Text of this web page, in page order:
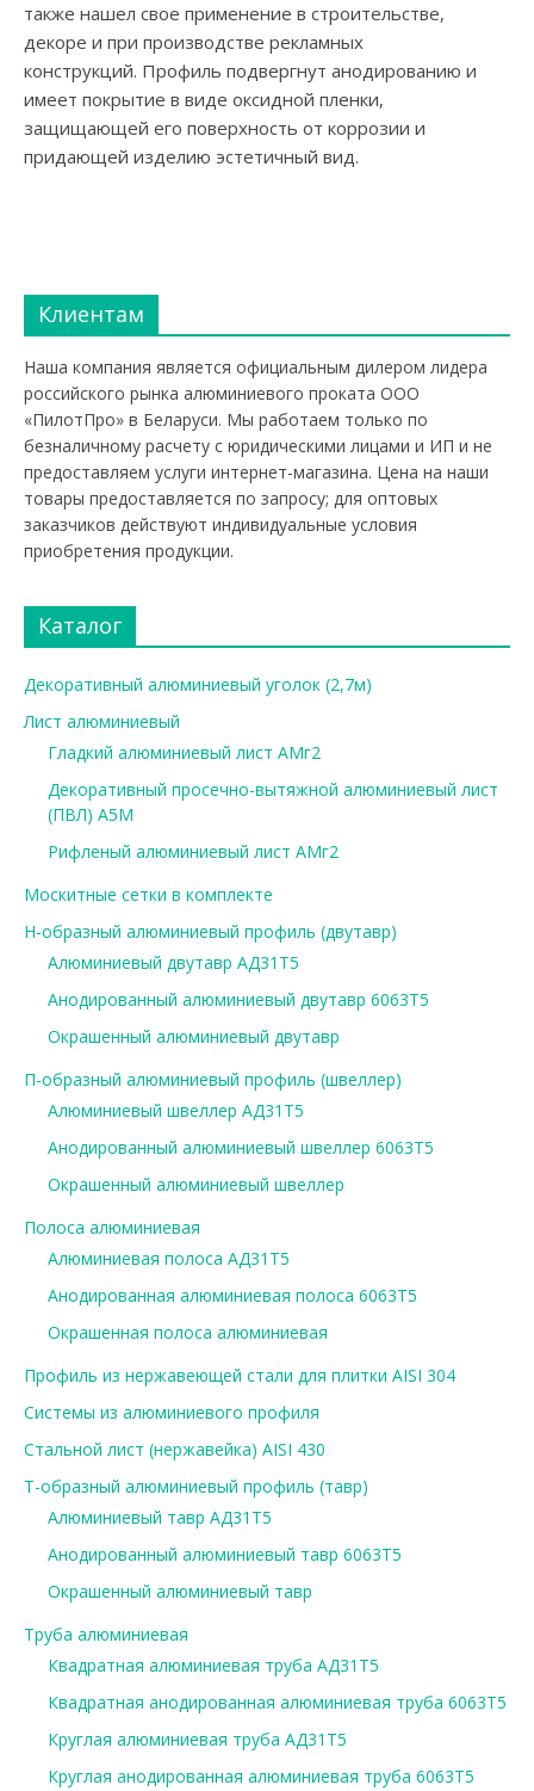
также нашел свое применение в строительстве,
декоре и при производстве рекламных
конструкций. Профиль подвергнут анодированию и
имеет покрытие в виде оксидной пленки,
защищающей его поверхность от коррозии и
придающей изделию эстетичный вид.
Клиентам
Наша компания является официальным дилером лидера
российского рынка алюминиевого проката ООО
«ПилотПро» в Беларуси. Мы работаем только по
безналичному расчету с юридическими лицами и ИП и не
предоставляем услуги интернет-магазина. Цена на наши
товары предоставляется по запросу; для оптовых
заказчиков действуют индивидуальные условия
приобретения продукции.
Каталог
Декоративный алюминиевый уголок (2,7м)
Лист алюминиевый
Гладкий алюминиевый лист АМг2
Декоративный просечно-вытяжной алюминиевый лист
(ПВЛ) А5М
Рифленый алюминиевый лист АМг2
Москитные сетки в комплекте
Н-образный алюминиевый профиль (двутавр)
Алюминиевый двутавр АД31Т5
Анодированный алюминиевый двутавр 6063Т5
Окрашенный алюминиевый двутавр
П-образный алюминиевый профиль (швеллер)
Алюминиевый швеллер АД31Т5
Анодированный алюминиевый швеллер 6063Т5
Окрашенный алюминиевый швеллер
Полоса алюминиевая
Алюминиевая полоса АД31Т5
Анодированная алюминиевая полоса 6063Т5
Окрашенная полоса алюминиевая
Профиль из нержавеющей стали для плитки AISI 304
Системы из алюминиевого профиля
Стальной лист (нержавейка) AISI 430
Т-образный алюминиевый профиль (тавр)
Алюминиевый тавр АД31Т5
Анодированный алюминиевый тавр 6063Т5
Окрашенный алюминиевый тавр
Труба алюминиевая
Квадратная алюминиевая труба АД31Т5
Квадратная анодированная алюминиевая труба 6063Т5
Круглая алюминиевая труба АД31Т5
Круглая анодированная алюминиевая труба 6063Т5